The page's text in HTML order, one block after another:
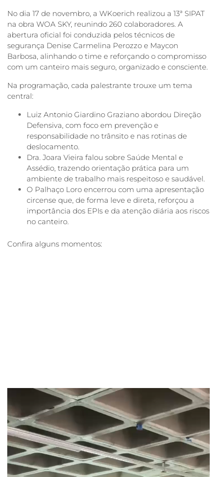
No dia 17 de novembro, a WKoerich realizou a 13ª SIPAT
na obra WOA SKY, reunindo 260 colaboradores. A
abertura oficial foi conduzida pelos técnicos de
segurança Denise Carmelina Perozzo e Maycon
Barbosa, alinhando o time e reforçando o compromisso
com um canteiro mais seguro, organizado e consciente.
Na programação, cada palestrante trouxe um tema
central:
Luiz Antonio Giardino Graziano abordou Direção
Defensiva, com foco em prevenção e
responsabilidade no trânsito e nas rotinas de
deslocamento.
Dra. Joara Vieira falou sobre Saúde Mental e
Assédio, trazendo orientação prática para um
ambiente de trabalho mais respeitoso e saudável.
O Palhaço Loro encerrou com uma apresentação
circense que, de forma leve e direta, reforçou a
importância dos EPIs e da atenção diária aos riscos
no canteiro.
Confira alguns momentos: